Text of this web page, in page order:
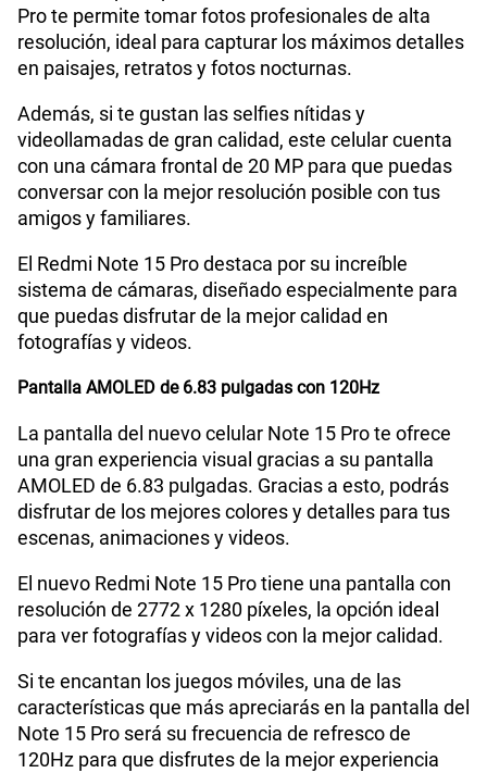
Radio FM No
Capacidad Memoria Externa
Capacidad Memoria Interna 512 GB
Capacidad Memoria RAM 8+8
Reconocimiento Facial
Lector de Huella
Dimensión 163.61 x 78.09 x 7.78 mm
VoLTE Si
Pro te permite tomar fotos profesionales de alta
resolución, ideal para capturar los máximos detalles
en paisajes, retratos y fotos nocturnas.
Además, si te gustan las selfies nítidas y
videollamadas de gran calidad, este celular cuenta
con una cámara frontal de 20 MP para que puedas
conversar con la mejor resolución posible con tus
amigos y familiares.
El Redmi Note 15 Pro destaca por su increíble
sistema de cámaras, diseñado especialmente para
que puedas disfrutar de la mejor calidad en
fotografías y videos.
Pantalla AMOLED de 6.83 pulgadas con 120Hz
La pantalla del nuevo celular Note 15 Pro te ofrece
una gran experiencia visual gracias a su pantalla
AMOLED de 6.83 pulgadas. Gracias a esto, podrás
disfrutar de los mejores colores y detalles para tus
escenas, animaciones y videos.
El nuevo Redmi Note 15 Pro tiene una pantalla con
resolución de 2772 x 1280 píxeles, la opción ideal
para ver fotografías y videos con la mejor calidad.
Si te encantan los juegos móviles, una de las
características que más apreciarás en la pantalla del
Note 15 Pro será su frecuencia de refresco de
120Hz para que disfrutes de la mejor experiencia